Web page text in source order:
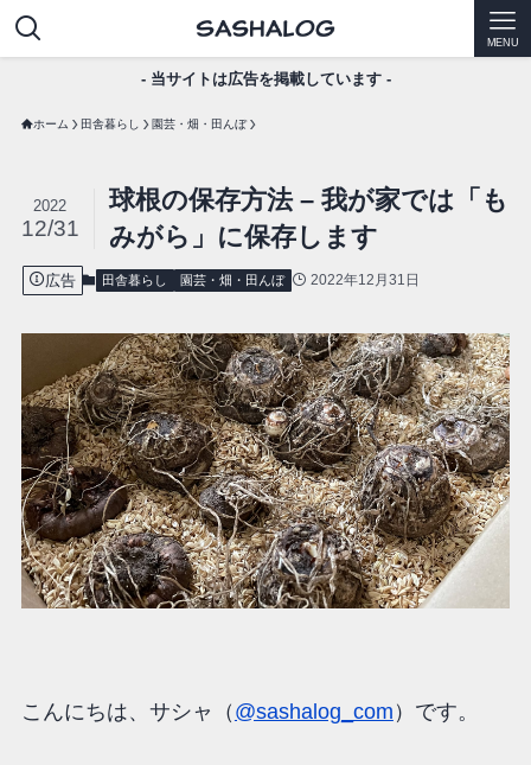
MENU
- 当サイトは広告を掲載しています -
ホーム 田舎暮らし 園芸・畑・田んぼ
球根の保存方法 – 我が家では「も
みがら」に保存します
2022
12/31
広告 田舎暮らし 園芸・畑・田んぼ 2022年12月31日
こんにちは、サシャ（ @sashalog_com ）です。